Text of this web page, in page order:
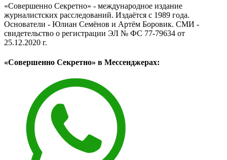
«Совершенно Секретно» - международное издание
журналистских расследований. Издаётся с 1989 года.
Основатели - Юлиан Семёнов и Артём Боровик. CМИ -
свидетельство о регистрации ЭЛ № ФС 77-79634 от
25.12.2020 г.
«Совершенно Секретно» в Мессенджерах: